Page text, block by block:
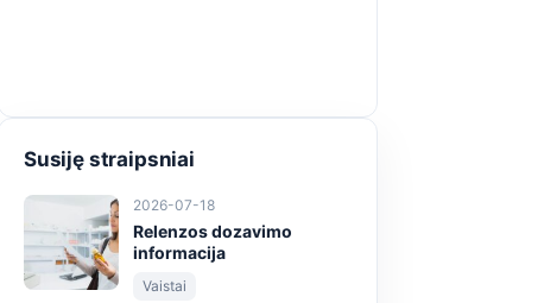
Susiję straipsniai
2026-07-18
Relenzos dozavimo
informacija
Vaistai